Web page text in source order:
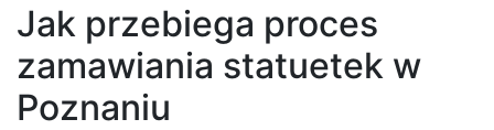
Jak przebiega proces
zamawiania statuetek w
Poznaniu